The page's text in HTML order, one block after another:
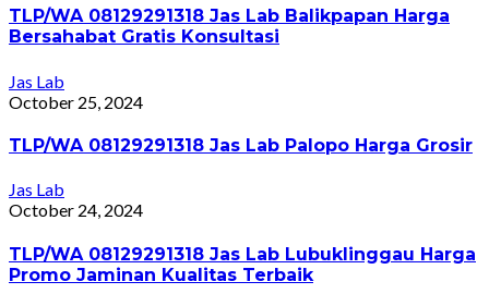
TLP/WA 08129291318 Jas Lab Balikpapan Harga
Bersahabat Gratis Konsultasi
Jas Lab
October 25, 2024
TLP/WA 08129291318 Jas Lab Palopo Harga Grosir
Jas Lab
October 24, 2024
TLP/WA 08129291318 Jas Lab Lubuklinggau Harga
Promo Jaminan Kualitas Terbaik